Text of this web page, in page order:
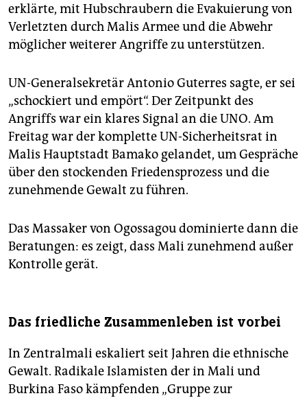
erklärte, mit Hubschraubern die Evakuierung von
Verletzten durch Malis Armee und die Abwehr
möglicher weiterer Angriffe zu unterstützen.
UN-Generalsekretär Antonio Guterres sagte, er sei
„schockiert und empört“. Der Zeitpunkt des
Angriffs war ein klares Signal an die UNO. Am
Freitag war der komplette UN-Sicherheitsrat in
Malis Hauptstadt Bamako gelandet, um Gespräche
über den stockenden Friedensprozess und die
zunehmende Gewalt zu führen.
Das Massaker von Ogossagou dominierte dann die
Beratungen: es zeigt, dass Mali zunehmend außer
Kontrolle gerät.
Das friedliche Zusammenleben ist vorbei
In Zentralmali eskaliert seit Jahren die ethnische
Gewalt. Radikale Islamisten der in Mali und
Burkina Faso kämpfenden „Gruppe zur